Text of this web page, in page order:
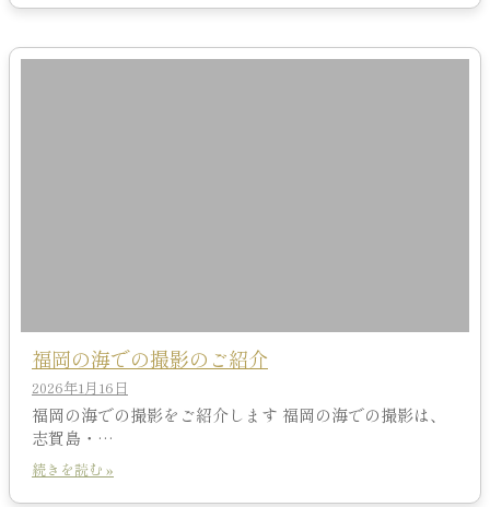
福岡の海での撮影のご紹介
2026年1月16日
福岡の海での撮影をご紹介します 福岡の海での撮影は、
志賀島・…
続きを読む »